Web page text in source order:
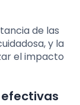
de las
y la
el impacto